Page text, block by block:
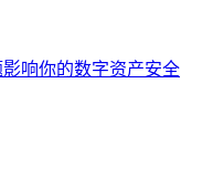
响你的数字资产安全